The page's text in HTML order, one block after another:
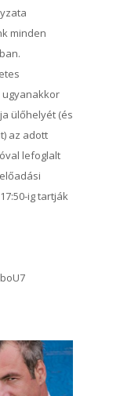
minden
ugyanakkor
ülőhelyét (és
az adott
lefoglalt
ig tartják